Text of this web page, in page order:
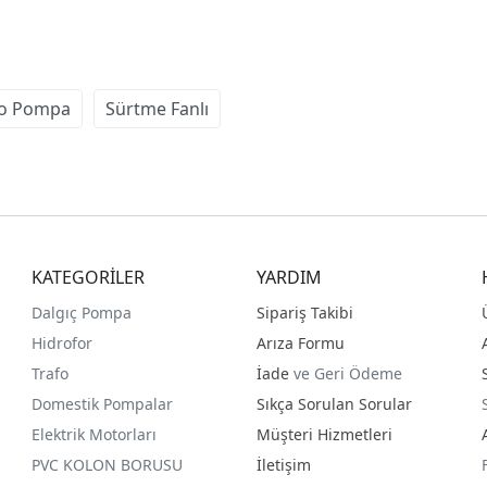
Pompa Sürtme Fanlı
KATEGORİLER
Dalgıç Pompa
Hidrofor
Trafo
Domestik Pompalar
Elektrik Motorları
PVC KOLON BORUSU
YARDIM
Sipariş Takibi
Arıza Formu
İade ve Geri Ödeme
Sıkça Sorulan Sorular
Müşteri Hizmetleri
İletişim